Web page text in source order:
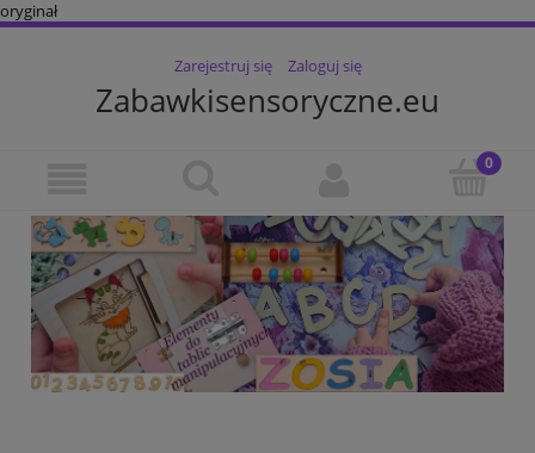
oryginał
Zarejestruj się Zaloguj się
Zabawkisensoryczne.eu